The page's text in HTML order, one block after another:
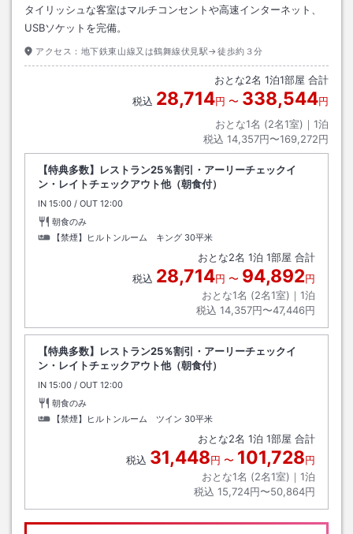
タイリッシュな客室はマルチコンセントや高速インターネット、
USBソケットを完備。
アクセス： 地下鉄東山線又は鶴舞線伏見駅→徒歩約３分
おとな2名 1泊1部屋 合計
税込 28,714円 〜 338,544円
おとな1名 (2名1室)｜ 1泊
税込 14,357円〜169,272円
【特典多数】レストラン25％割引・アーリーチェックイ
ン・レイトチェックアウト他（朝食付）
IN チェックイン
15:00 / OUT チェックアウト
12:00
朝食のみ
【禁煙】ヒルトンルーム キング 30平米
おとな2名 1泊 1部屋 合計
税込 28,714円 〜 94,892円
おとな1名 (2名1室)｜ 1泊
税込 14,357円〜47,446円
【特典多数】レストラン25％割引・アーリーチェックイ
ン・レイトチェックアウト他（朝食付）
IN チェックイン
15:00 / OUT チェックアウト
12:00
朝食のみ
【禁煙】ヒルトンルーム ツイン 30平米
おとな2名 1泊 1部屋 合計
税込 31,448円 〜 101,728円
おとな1名 (2名1室)｜ 1泊
税込 15,724円〜50,864円